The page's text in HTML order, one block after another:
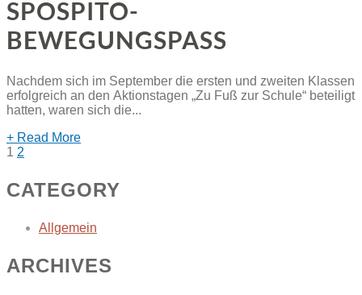
SPOSPITO-
BEWEGUNGSPASS
Nachdem sich im September die ersten und zweiten Klassen
erfolgreich an den Aktionstagen „Zu Fuß zur Schule“ beteiligt
hatten, waren sich die...
+ Read More
SEITENNUMMERIERUNG
DER
1 2
CATEGORY
Allgemein
ARCHIVES